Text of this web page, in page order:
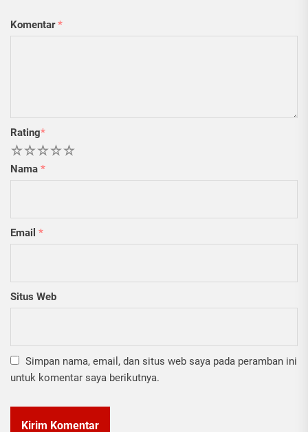
Komentar*
Rating*
5
4
3
2
Nama *
Email *
Situs Web
Simpan nama, email, dan situs web saya pada peramban ini
untuk komentar saya berikutnya.